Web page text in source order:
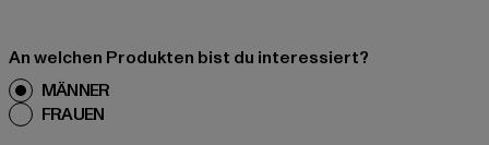
An welchen Produkten bist du interessiert?
MÄNNER
FRAUEN